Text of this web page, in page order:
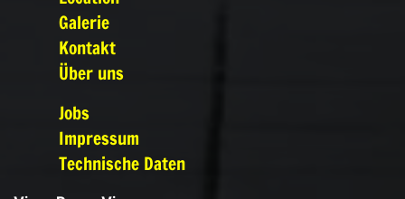
Galerie
Kontakt
Über uns
Jobs
Impressum
Technische Daten